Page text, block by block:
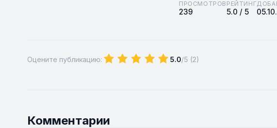
ПРОСМОТРОВ
239
РЕЙТИНГ
5.0 / 5
Оцените публикацию: 5.0/5 (2)
Комментарии